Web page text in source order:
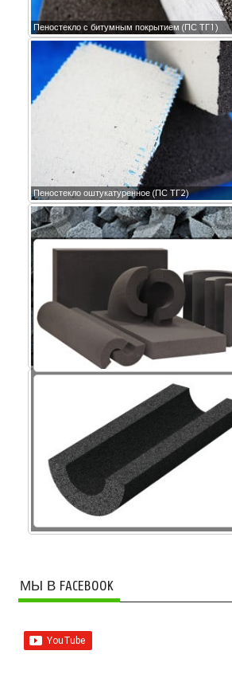
Пеностекло с битумным покрытием (ПС ТГ1)
Пеностекло оштукатуренное (ПС ТГ2)
Крошка пеностекла
МЫ В FACEBOOK